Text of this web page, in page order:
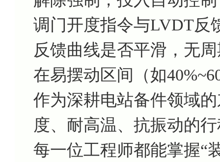
调门开度指令与LVDT反
反馈曲线是否平滑，无
在易摆动区间（如
作为深耕电站备件领域
度、耐高温、抗振动的
每一位工程师都能掌握“